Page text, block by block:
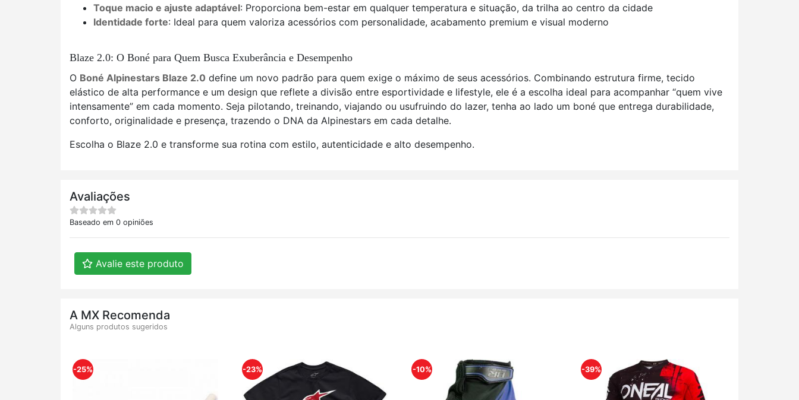
Toque macio e ajuste adaptável: Proporciona bem-estar em qualquer temperatura e situação, da trilha ao centro da cidade
Identidade forte: Ideal para quem valoriza acessórios com personalidade, acabamento premium e visual moderno
Blaze 2.0: O Boné para Quem Busca Exuberância e Desempenho
O Boné Alpinestars Blaze 2.0 define um novo padrão para quem exige o máximo de seus acessórios. Combinando estrutura firme, tecido
elástico de alta performance e um design que reflete a divisão entre esportividade e lifestyle, ele é a escolha ideal para acompanhar “quem vive
intensamente” em cada momento. Seja pilotando, treinando, viajando ou usufruindo do lazer, tenha ao lado um boné que entrega durabilidade,
conforto, originalidade e presença, trazendo o DNA da Alpinestars em cada detalhe.
Escolha o Blaze 2.0 e transforme sua rotina com estilo, autenticidade e alto desempenho.
Avaliações
Baseado em 0 opiniões
Avalie este produto
A MX Recomenda
Alguns produtos sugeridos
-25% -23% -10% -39%